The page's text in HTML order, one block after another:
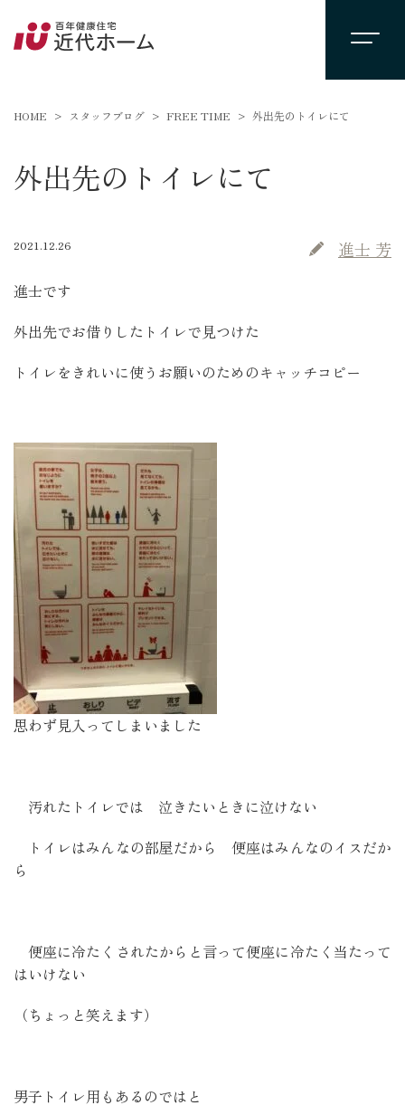
HOME スタッフブログ FREE TIME 外出先のトイレにて
外出先のトイレにて
2021.12.26 進士 芳
進士です
外出先でお借りしたトイレで見つけた
トイレをきれいに使うお願いのためのキャッチコピー
思わず見入ってしまいました
汚れたトイレでは 泣きたいときに泣けない
トイレはみんなの部屋だから 便座はみんなのイスだか
ら
便座に冷たくされたからと言って便座に冷たく当たって
はいけない
（ちょっと笑えます）
男子トイレ用もあるのではと